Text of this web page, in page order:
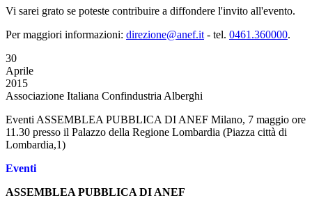
Vi sarei grato se poteste contribuire a diffondere l'invito all'evento.
Per maggiori informazioni: direzione@anef.it - tel. 0461.360000.
30
Aprile
2015
Associazione Italiana Confindustria Alberghi
Eventi ASSEMBLEA PUBBLICA DI ANEF Milano, 7 maggio ore
11.30 presso il Palazzo della Regione Lombardia (Piazza città di
Lombardia,1)
Eventi
ASSEMBLEA PUBBLICA DI ANEF